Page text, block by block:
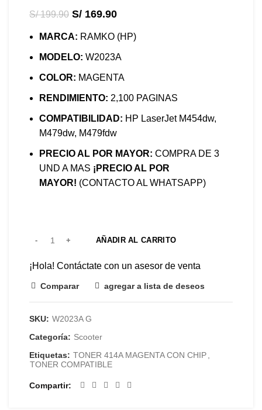
S/199.90 S/ 169.90
MARCA: RAMKO (HP)
MODELO: W2023A
COLOR: MAGENTA
RENDIMIENTO: 2,100 PAGINAS
COMPATIBILIDAD: HP LaserJet M454dw,
M479dw, M479fdw
PRECIO AL POR MAYOR: COMPRA DE 3
UND A MAS ¡PRECIO AL POR
MAYOR! (CONTACTO AL WHATSAPP)
AÑADIR AL CARRITO
¡Hola! Contáctate con un asesor de venta
Comparar agregar a lista de deseos
SKU: W2023A G
Categoría: Scooter
Etiquetas: TONER 414A MAGENTA CON CHIP,
TONER COMPATIBLE
Compartir